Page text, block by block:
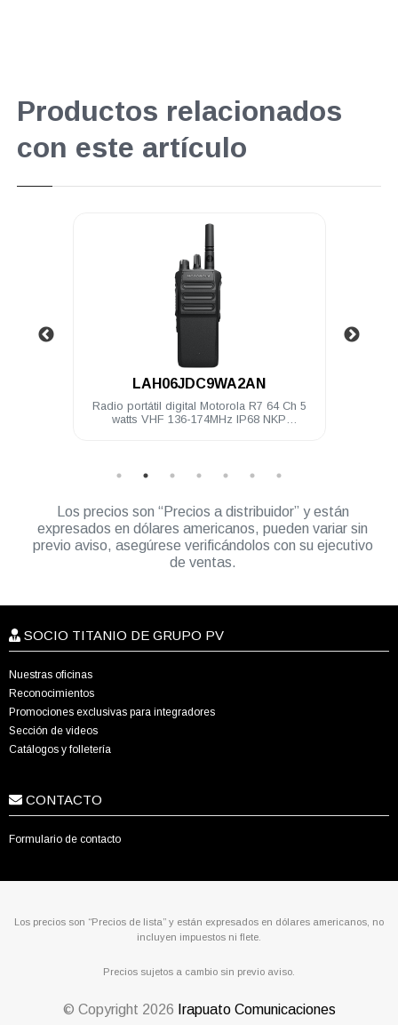
Productos relacionados
con este artículo
.
LAH06JDC9WA2AN
Radio portátil digital Motorola R7 64 Ch 5
watts VHF 136-174MHz IP68 NKP
Los precios son “Precios a distribuidor” y están
expresados en dólares americanos, pueden variar sin
previo aviso, asegúrese verificándolos con su ejecutivo
de ventas.
SOCIO TITANIO DE GRUPO PV
Nuestras oficinas
Reconocimientos
Promociones exclusivas para integradores
Sección de videos
Catálogos y folletería
CONTACTO
Formulario de contacto
Los precios son “Precios de lista” y están expresados en dólares americanos, no
incluyen impuestos ni flete.
Precios sujetos a cambio sin previo aviso.
© Copyright 2026 Irapuato Comunicaciones